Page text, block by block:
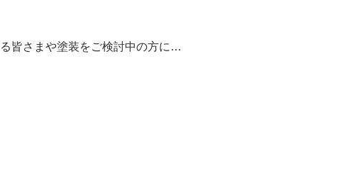
皆さまや塗装をご検討中の方に…